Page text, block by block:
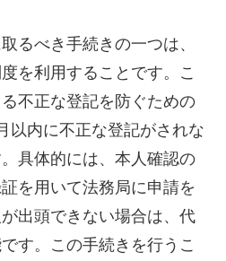
るべき手続きの一つは、
を利用することです。こ
不正な登記を防ぐための
以内に不正な登記がされな
具体的には、本人確認の
を用いて法務局に申請を
出頭できない場合は、代
す。この手続きを行うこ